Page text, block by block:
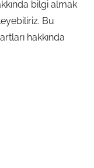
bilgi almak
Bu
hakkında